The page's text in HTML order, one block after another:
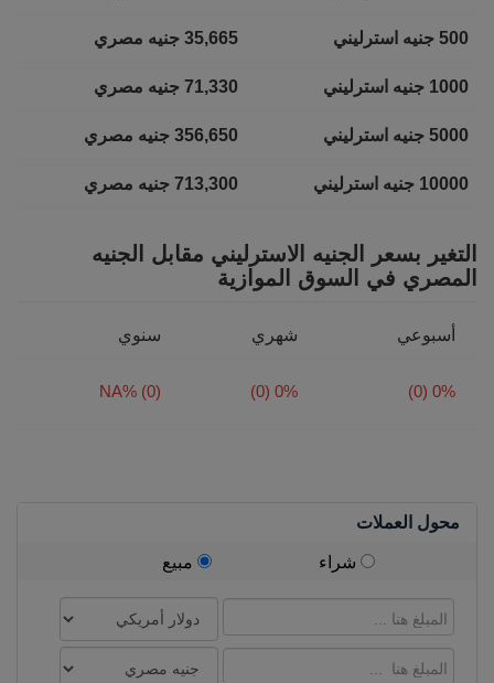
500 جنيه استرليني 35,665 جنيه مصري
1000 جنيه استرليني 71,330 جنيه مصري
5000 جنيه استرليني 356,650 جنيه مصري
10000 جنيه استرليني 713,300 جنيه مصري
التغير بسعر الجنيه الاسترليني مقابل الجنيه
المصري في السوق الموازية
أسبوعي شهري سنوي
0% (0)
0% (0)
NA% (0)
محول العملات
شراء مبيع